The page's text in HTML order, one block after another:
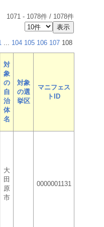
1071 - 1078件 / 1078件
... 104 105 106 107 108
対
象
の
自
治
体
名
対象
の選
挙区
マニフェス
トID
大
田
原
市
0000001131